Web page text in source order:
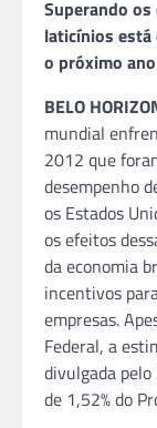
Superando
laticínios
o próximo
BELO
mundial
2012 que
desempenho
os Estados
os efeitos
da economia
incentivos
empresas.
Federal, a
divulgada
de 1,52% do